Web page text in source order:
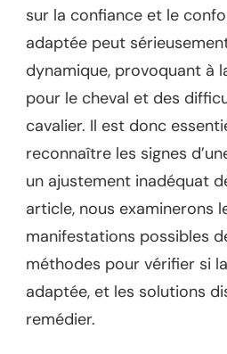
sur la confiance et le
adaptée peut
dynamique, provoquant à
pour le cheval et des
cavalier. Il est donc
reconnaître les signes
un ajustement inadéquat
article, nous examinerons
manifestations possibles
méthodes pour vérifier si
adaptée, et les solutions
remédier.